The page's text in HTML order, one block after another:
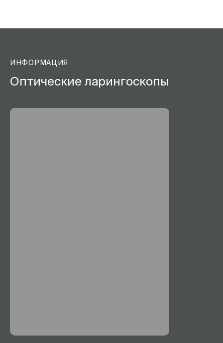
ИНФОРМАЦИЯ
Оптические ларингоскопы